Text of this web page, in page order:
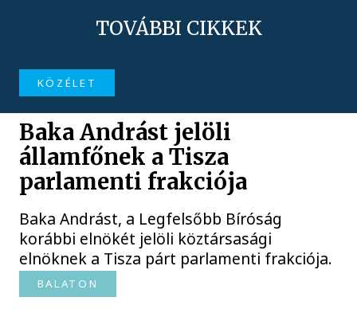
TOVÁBBI CIKKEK
KÖZÉLET
Baka Andrást jelöli
államfőnek a Tisza
parlamenti frakciója
Baka Andrást, a Legfelsőbb Bíróság
korábbi elnökét jelöli köztársasági
elnöknek a Tisza párt parlamenti frakciója.
BALATON